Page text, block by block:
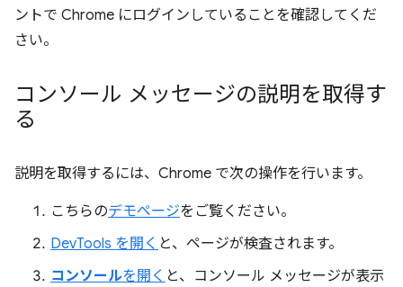
ントで Chrome にログインしていることを確認してくだ
さい。
コンソール メッセージの説明を取得す
る
説明を取得するには、Chrome で次の操作を行います。
こちらのデモページをご覧ください。
DevTools を開く と、ページが検査されます。
コンソールを開く と、コンソール メッセージが表示